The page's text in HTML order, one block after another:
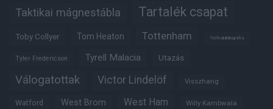
Taktikai mágnestábla Tartalék csapat
Toby Collyer Tom Heaton Tottenham Trófeabibliográfia
Tyler Fredericson Tyrell Malacia Utazás
Válogatottak Victor Lindelöf Visszhang
Watford West Brom West Ham Willy Kambwala